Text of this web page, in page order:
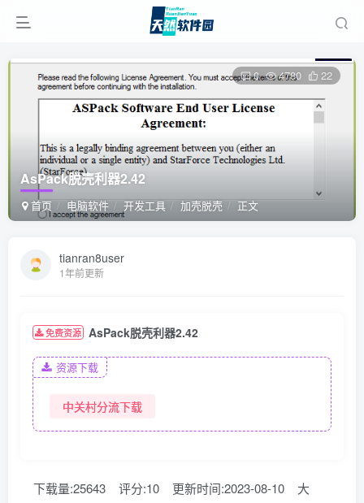
AsPack脱壳利器2.42
首页 电脑软件 开发工具 加壳脱壳 正文
0 4780 22
tianran8user
1年前更新
免费资源 AsPack脱壳利器2.42
资源下载
中关村分流下载
下载量:25643 评分:10 更新时间:2023-08-10
大